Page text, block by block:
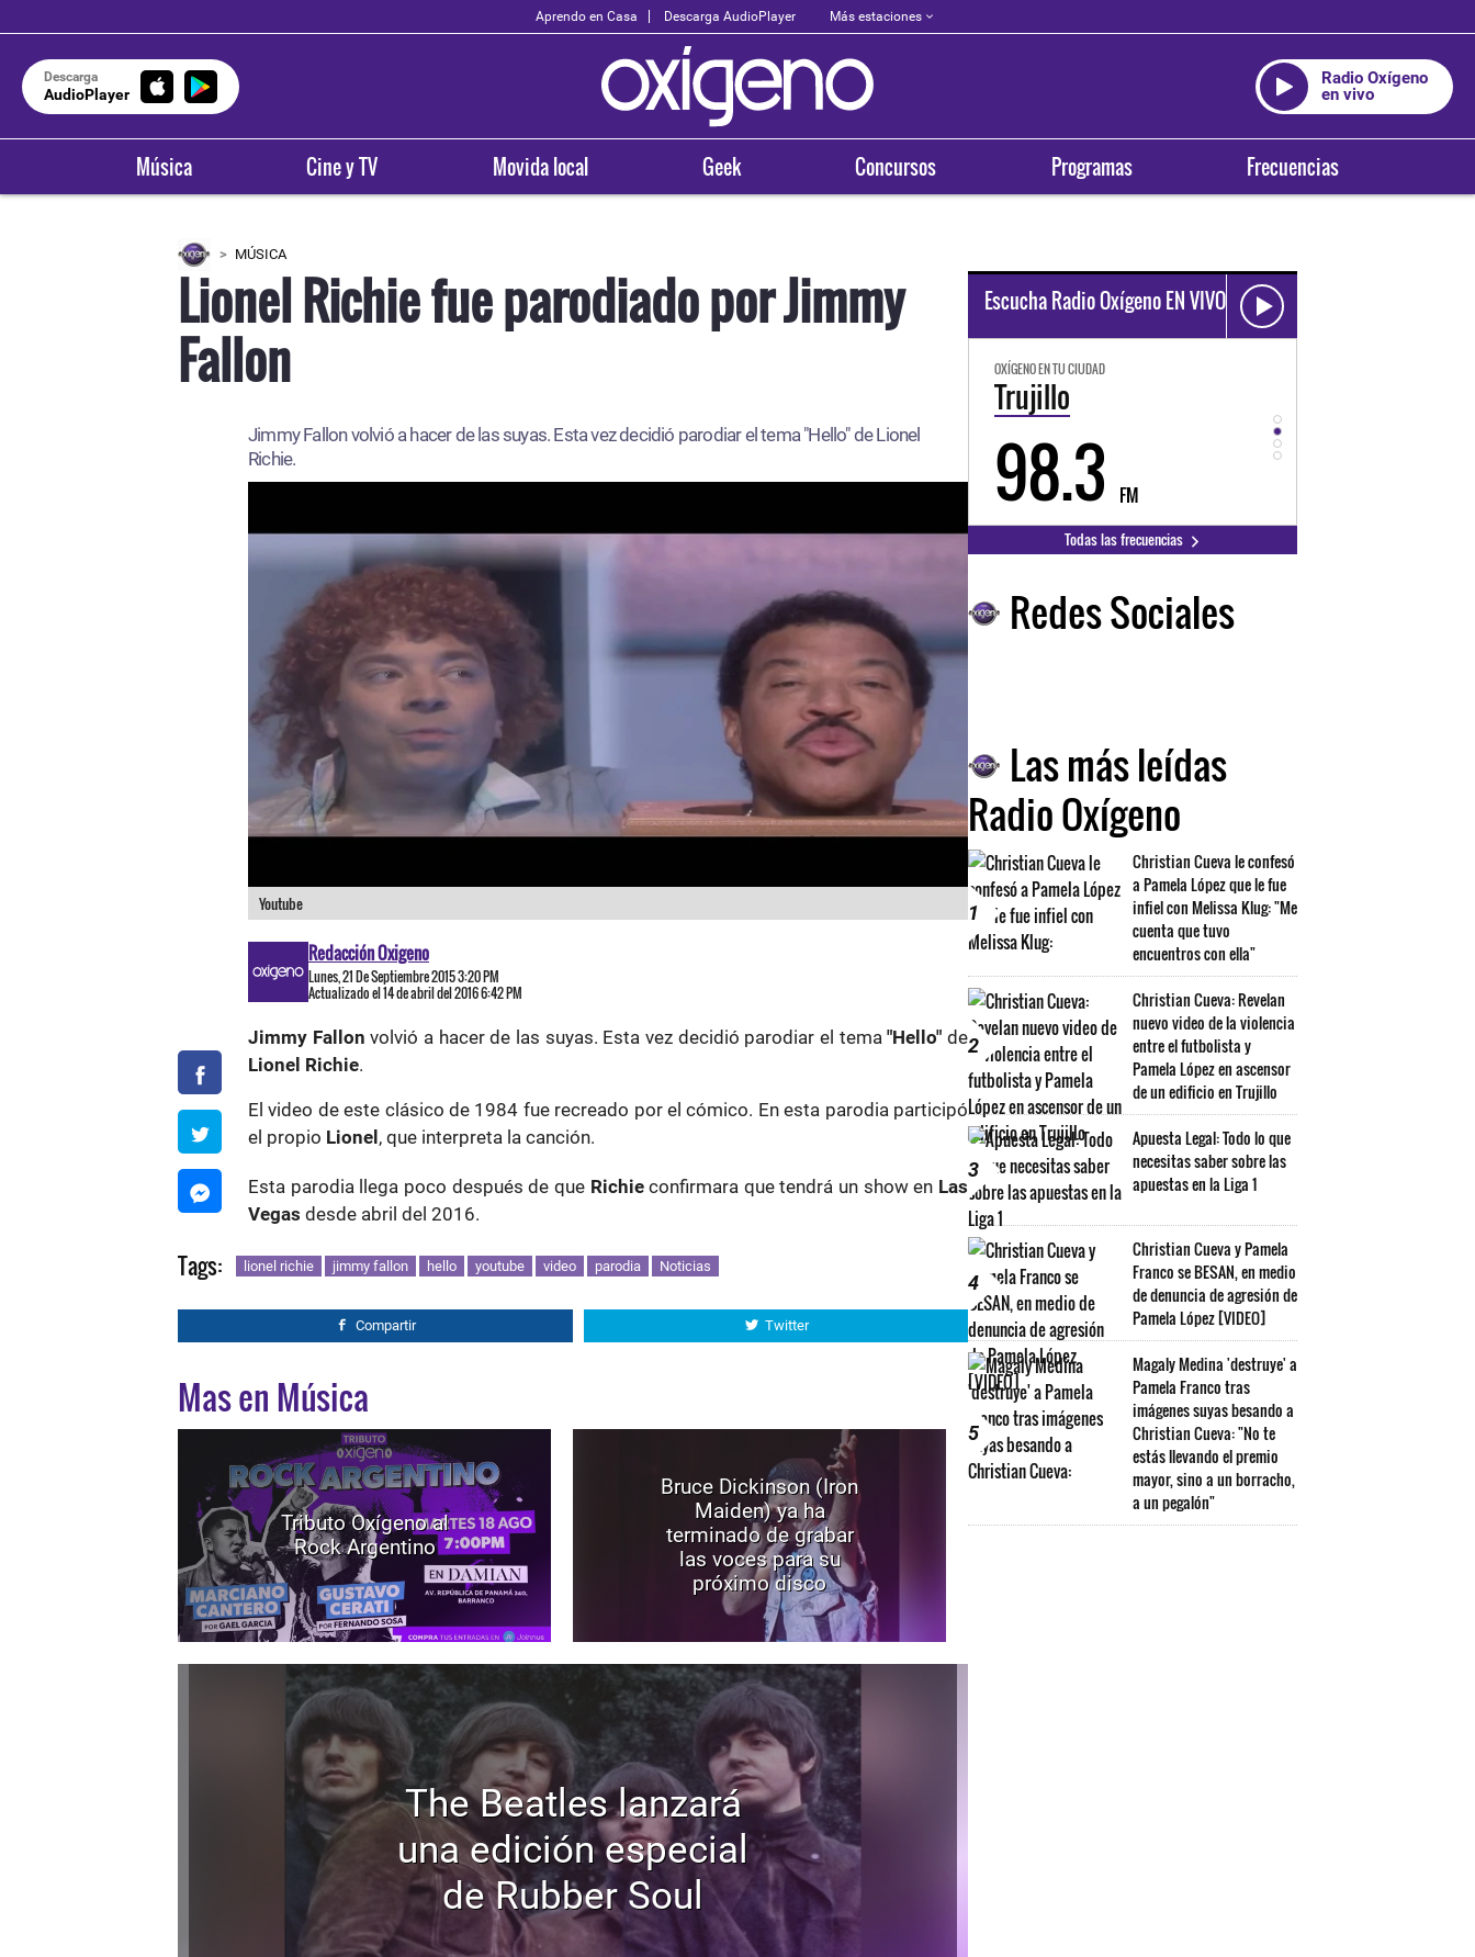
Aprendo en Casa Descarga AudioPlayer Más estaciones
Descarga
AudioPlayer
Radio Oxígeno
en vivo
Música Cine y TV Movida local Geek Concursos Programas Frecuencias
MÚSICA
Lionel Richie fue parodiado por Jimmy
Fallon
Jimmy Fallon volvió a hacer de las suyas. Esta vez decidió parodiar el tema "Hello" de Lionel
Richie.
Youtube
Redacción Oxigeno
Lunes, 21 De Septiembre 2015 3:20 PM
Actualizado el 14 de abril del 2016 6:42 PM
Jimmy Fallon volvió a hacer de las suyas. Esta vez decidió parodiar el tema"Hello" de
Lionel Richie.
El video de este clásico de 1984 fue recreado por el cómico. En esta parodia participó
el propio Lionel , que interpreta la canción.
Esta parodia llega poco después de que Richieconfirmara que tendrá un show en Las
Vegas desde abril del 2016.
Tags: lionel richie jimmy fallon hello youtube video parodia Noticias
Compartir Twitter
Mas en Música
Tributo Oxígeno al
Rock Argentino
Bruce Dickinson (Iron
Maiden) ya ha
terminado de grabar
las voces para su
próximo disco
The Beatles lanzará
una edición especial
de Rubber Soul
Escucha Radio Oxígeno EN VIVO
93.5
OXÍGENO EN TU CIUDAD
Trujillo
98.3 FM 94.3
Todas las frecuencias
Redes Sociales
Las más leídas
Radio Oxígeno
1
Christian Cueva le confesó
a Pamela López que le fue
infiel con Melissa Klug: "Me
cuenta que tuvo
encuentros con ella"
2
Christian Cueva: Revelan
nuevo video de la violencia
entre el futbolista y
Pamela López en ascensor
de un edificio en Trujillo
3
Apuesta Legal: Todo lo que
necesitas saber sobre las
apuestas en la Liga 1
4
Christian Cueva y Pamela
Franco se BESAN, en medio
de denuncia de agresión de
Pamela López [VIDEO]
5
Magaly Medina 'destruye' a
Pamela Franco tras
imágenes suyas besando a
Christian Cueva: "No te
estás llevando el premio
mayor, sino a un borracho,
a un pegalón"